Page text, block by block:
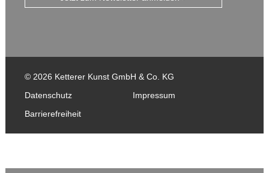
© 2026 Ketterer Kunst GmbH & Co. KG
Datenschutz
Impressum
Barrierefreiheit